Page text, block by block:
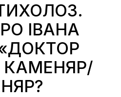
ІВАНА
КАМЕНЯР/